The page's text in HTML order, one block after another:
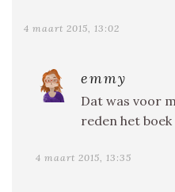
4 maart 2015, 13:02
emmy
Dat was voor
reden het
4 maart 2015, 13:35